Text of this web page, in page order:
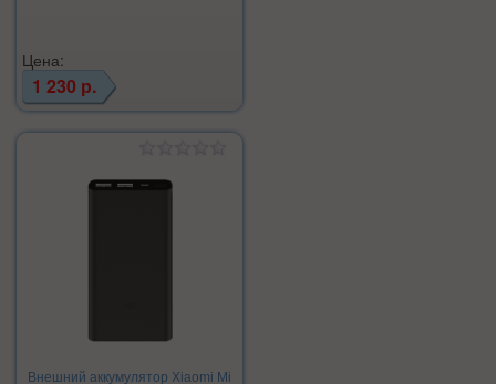
Цена:
1 230 р.
Внешний аккумулятор Xiaomi Mi